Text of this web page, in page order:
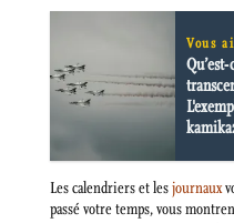
Vous
Les calendriers et lesjournaux
passé votre temps, vous